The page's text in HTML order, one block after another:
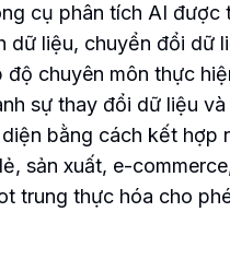
cụ phân tích AI
dữ liệu, chuyển đổi dữ
chuyên môn thực
sự thay đổi dữ liệu
bằng cách kết
sản xuất, e-
trung thực hóa cho